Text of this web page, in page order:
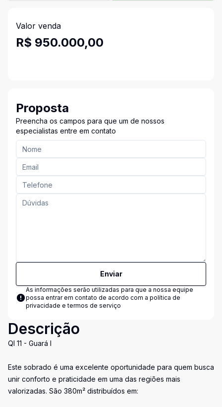
Valor venda
R$ 950.000,00
Proposta
Preencha os campos para que um de nossos
especialistas entre em contato
Enviar
As informações serão utilizadas para que a nossa equipe
possa entrar em contato de acordo com a política de
privacidade e termos de serviço
Descrição
QI 11 - Guará I
Este sobrado é uma excelente oportunidade para quem busca
unir conforto e praticidade em uma das regiões mais
valorizadas. São 380m² distribuídos em: